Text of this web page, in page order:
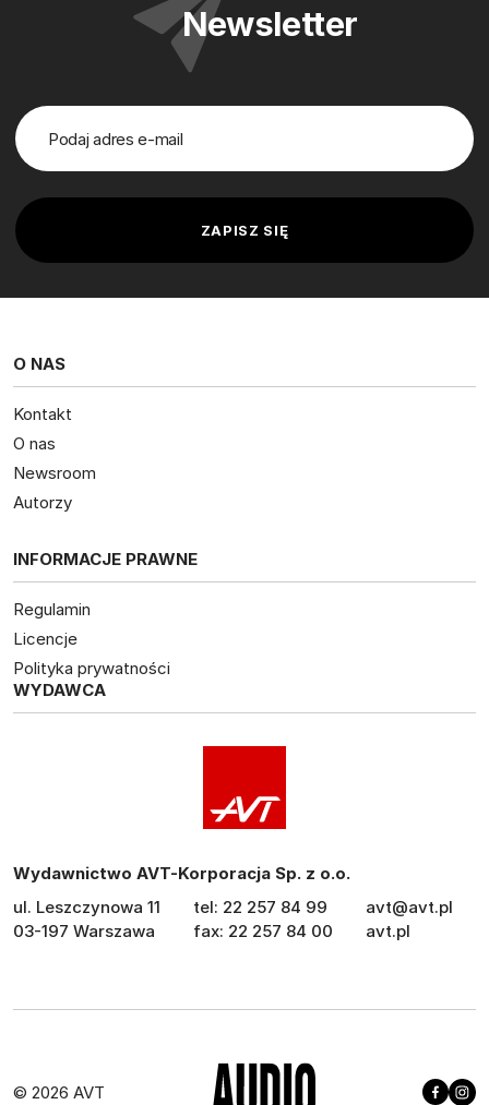
Newsletter
O NAS
Kontakt
O nas
Newsroom
Autorzy
INFORMACJE PRAWNE
Regulamin
Licencje
Polityka prywatności
WYDAWCA
Wydawnictwo AVT-Korporacja Sp. z o.o.
ul. Leszczynowa 11
03-197 Warszawa
tel: 22 257 84 99
fax: 22 257 84 00
avt@avt.pl
avt.pl
© 2026 AVT